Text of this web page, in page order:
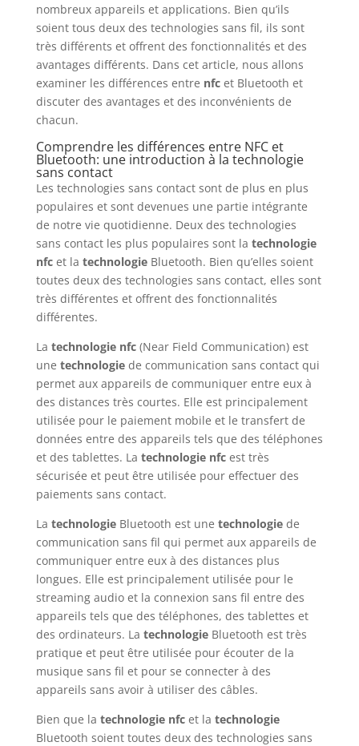
nombreux appareils et applications. Bien qu’ils
soient tous deux des technologies sans fil, ils sont
très différents et offrent des fonctionnalités et des
avantages différents. Dans cet article, nous allons
examiner les différences entre nfcet Bluetooth et
discuter des avantages et des inconvénients de
chacun.
Comprendre les différences entre NFC et
Bluetooth: une introduction à la technologie
sans contact
Les technologies sans contact sont de plus en plus
populaires et sont devenues une partie intégrante
de notre vie quotidienne. Deux des technologies
sans contact les plus populaires sont la technologie
nfcet la technologieBluetooth. Bien qu’elles soient
toutes deux des technologies sans contact, elles sont
très différentes et offrent des fonctionnalités
différentes.
La technologie nfc(Near Field Communication) est
une technologiede communication sans contact qui
permet aux appareils de communiquer entre eux à
des distances très courtes. Elle est principalement
utilisée pour le paiement mobile et le transfert de
données entre des appareils tels que des téléphones
et des tablettes. La technologie nfcest très
sécurisée et peut être utilisée pour effectuer des
paiements sans contact.
La technologieBluetooth est une technologiede
communication sans fil qui permet aux appareils de
communiquer entre eux à des distances plus
longues. Elle est principalement utilisée pour le
streaming audio et la connexion sans fil entre des
appareils tels que des téléphones, des tablettes et
des ordinateurs. La technologieBluetooth est très
pratique et peut être utilisée pour écouter de la
musique sans fil et pour se connecter à des
appareils sans avoir à utiliser des câbles.
Bien que la technologie nfcet la technologie
Bluetooth soient toutes deux des technologies sans